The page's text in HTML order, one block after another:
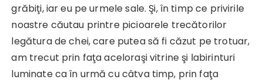
grăbiţi, iar eu pe urmele sale. Şi, în timp ce privirile
noastre căutau printre picioarele trecătorilor
legătura de chei, care putea să fi căzut pe trotuar,
am trecut prin faţa aceloraşi vitrine şi labirinturi
luminate ca în urmă cu câtva timp, prin faţa